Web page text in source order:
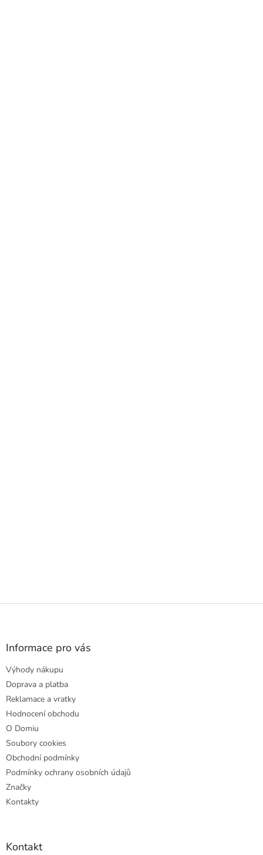
Z
Informace pro vás
Výhody nákupu
Doprava a platba
Reklamace a vratky
Hodnocení obchodu
O Domiu
Soubory cookies
Obchodní podmínky
Podmínky ochrany osobních údajů
Značky
Kontakty
Kontakt